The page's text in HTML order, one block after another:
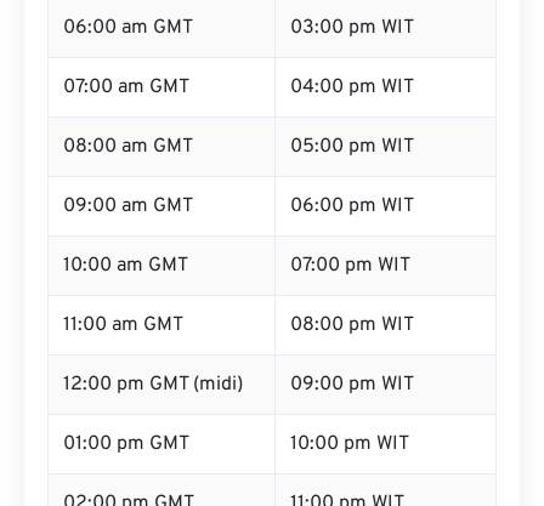
06:00 am GMT 03:00 pm WIT
07:00 am GMT 04:00 pm WIT
08:00 am GMT 05:00 pm WIT
09:00 am GMT 06:00 pm WIT
10:00 am GMT 07:00 pm WIT
11:00 am GMT 08:00 pm WIT
12:00 pm GMT (midi) 09:00 pm WIT
01:00 pm GMT 10:00 pm WIT